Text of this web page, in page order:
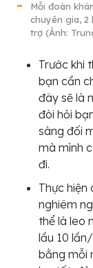
Mỗi đoàn
chuyên gia, 2
trợ (Ảnh:
Trước khi
bạn cần
đây sẽ là
đòi hỏi
sàng đối
mà mình
đi.
Thực hiện
nghiêm
thể là leo
lầu 10
bằng mỗi